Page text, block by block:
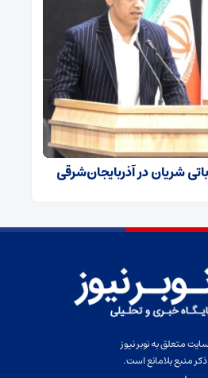
شریان در آذربایجان‌شرقی
متعلق به نوبر نیوز
منبع بلامانع است.